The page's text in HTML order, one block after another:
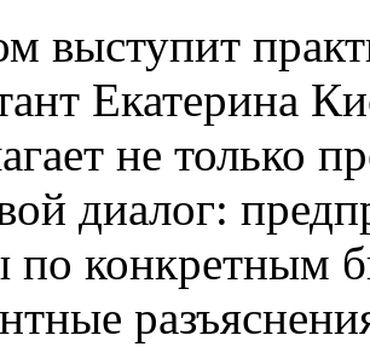
выступит
Екатерина
не только
диалог:
по конкретным